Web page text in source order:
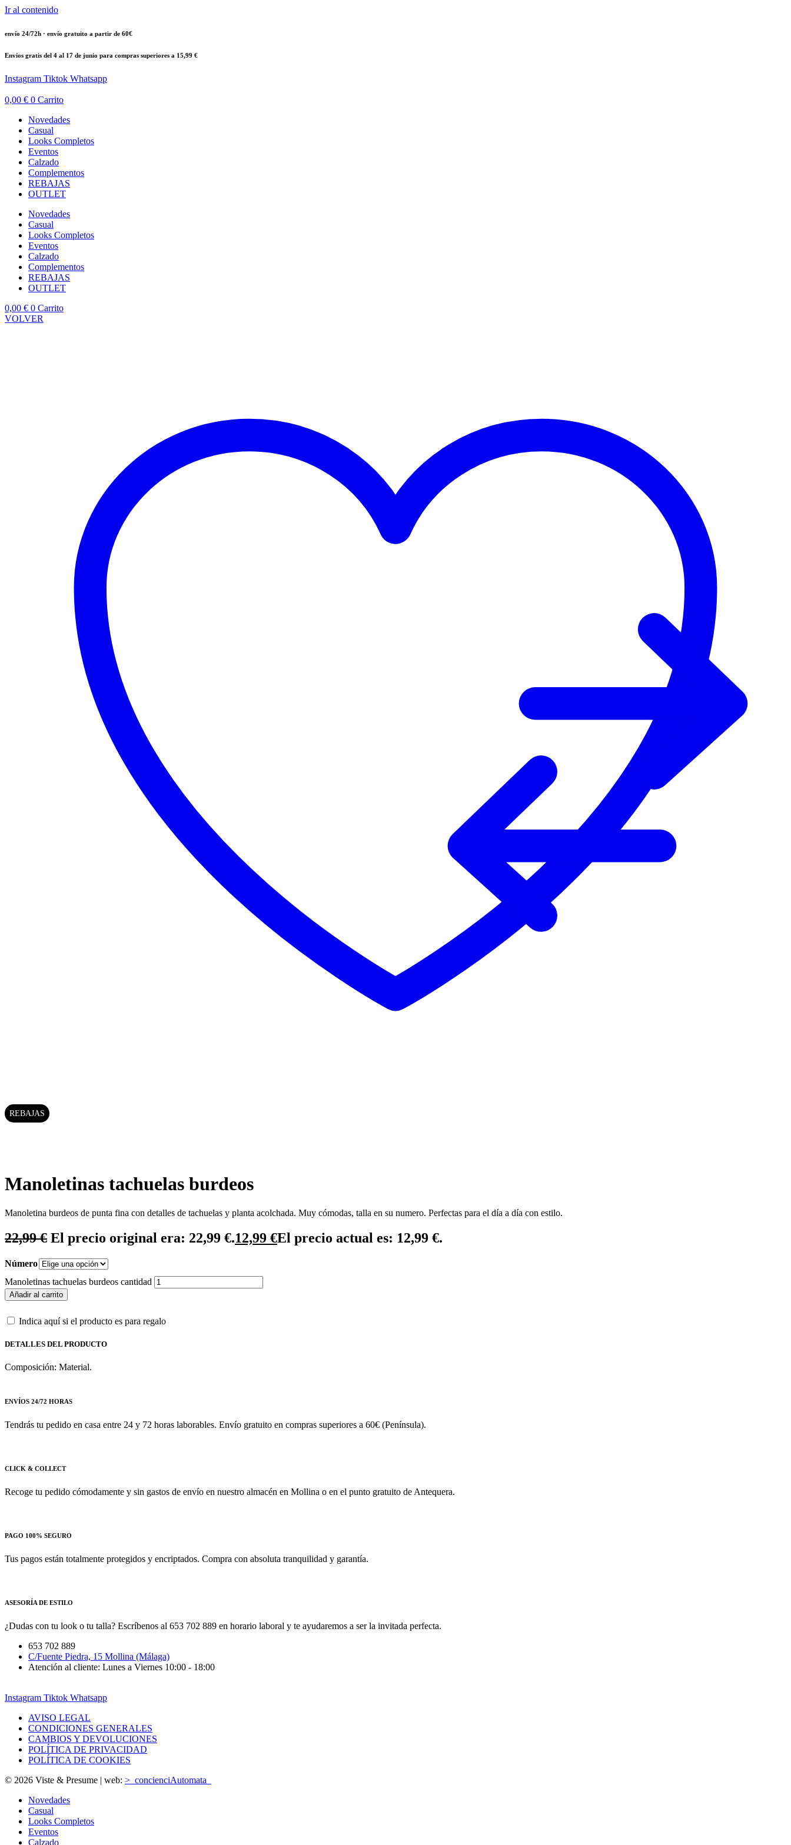
Ir al contenido
envío 24/72h · envío gratuito a partir de 60€
Envíos gratis del 4 al 17 de junio para compras superiores a 15,99 €
Instagram Tiktok Whatsapp
0,00 € 0 Carrito
Novedades
Casual
Looks Completos
Eventos
Calzado
Complementos
REBAJAS
OUTLET
Novedades
Casual
Looks Completos
Eventos
Calzado
Complementos
REBAJAS
OUTLET
0,00 € 0 Carrito
VOLVER
REBAJAS
Manoletinas tachuelas burdeos
Manoletina burdeos de punta fina con detalles de tachuelas y planta acolchada. Muy cómodas, talla en su numero. Perfectas para el día a día con estilo.
22,99€ El precio original era: 22,99 €.12,99 €El precio actual es: 12,99 €.
Número
Manoletinas tachuelas burdeos cantidad
Añadir al carrito
Indica aquí si el producto es para regalo
DETALLES DEL PRODUCTO
Composición: Material.
ENVÍOS 24/72 HORAS
Tendrás tu pedido en casa entre 24 y 72 horas laborables. Envío gratuito en compras superiores a 60€ (Península).
CLICK & COLLECT
Recoge tu pedido cómodamente y sin gastos de envío en nuestro almacén en Mollina o en el punto gratuito de Antequera.
PAGO 100% SEGURO
Tus pagos están totalmente protegidos y encriptados. Compra con absoluta tranquilidad y garantía.
ASESORÍA DE ESTILO
¿Dudas con tu look o tu talla? Escríbenos al 653 702 889 en horario laboral y te ayudaremos a ser la invitada perfecta.
653 702 889
C/Fuente Piedra, 15 Mollina (Málaga)
Atención al cliente: Lunes a Viernes 10:00 - 18:00
Instagram Tiktok Whatsapp
AVISO LEGAL
CONDICIONES GENERALES
CAMBIOS Y DEVOLUCIONES
POLÍTICA DE PRIVACIDAD
POLÍTICA DE COOKIES
© 2026 Viste & Presume | web: >_concienciAutomata_
Novedades
Casual
Looks Completos
Eventos
Calzado